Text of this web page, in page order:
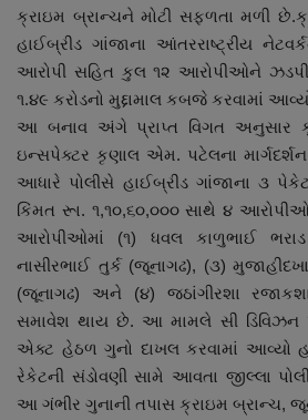
રાશિફળ
ગુનાખોરી
બોલિવૂડ
સ્વાસ્થ્ય
ક્રાઇમ બ્રાન્ચને મોટી સફળતા મળી
હાઈબ્રીડ ગાંજાના આંતરરાષ્ટ્રીય
આરોપી સહિત કુલ ૧૨ આરોપીઓને
૧.૪૯ કરોડનો મુદ્દામાલ કબજે કરવામાં
આ બનાવ અંગે પ્રાપ્ત વિગત અનુસાર
ઇન્સપેક્ટર કૃણાલ એમ. પટેલના
આધારે પોલીસે હાઈબ્રીડ ગાંજાના ૩
કિંમત રૂા. ૧,૧૦,૬૦,૦૦૦ સાથે ૪
આરોપીઓમાં (૧) ધવલ કાળુભાઈ
નાસીરભાઈ તુર્ક (જૂનાગઢ), (૩)
(જૂનાગઢ) અને (૪) જઠાંગીરશા
સમાવેશ થાય છે. આ મામલે સી ડિવિઝન
એક્ટ હેઠળ ગુનો દાખલ કરવામાં આવ્યો
રેકેટની સંડોવણી સામે આવતા જીલ્લા
આ ગંભીર ગુનાની તપાસ ક્રાઇમ બ્રાન્ચ,